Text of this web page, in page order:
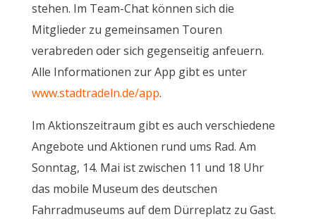
stehen. Im Team-Chat können sich die
Mitglieder zu gemeinsamen Touren
verabreden oder sich gegenseitig anfeuern.
Alle Informationen zur App gibt es unter
www.stadtradeln.de/app.
Im Aktionszeitraum gibt es auch verschiedene
Angebote und Aktionen rund ums Rad. Am
Sonntag, 14. Mai ist zwischen 11 und 18 Uhr
das mobile Museum des deutschen
Fahrradmuseums auf dem Dürreplatz zu Gast.